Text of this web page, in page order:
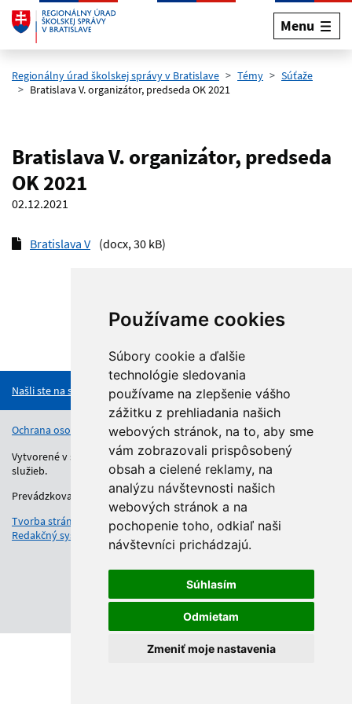
Používame cookies
Súbory cookie a ďalšie
technológie sledovania
používame na zlepšenie vášho
zážitku z prehliadania našich
webových stránok, na to, aby sme
vám zobrazovali prispôsobený
obsah a cielené reklamy, na
analýzu návštevnosti našich
webových stránok a na
pochopenie toho, odkiaľ naši
návštevníci prichádzajú.
Súhlasím
Odmietam
Zmeniť moje nastavenia
Preskočiť na hlavný obsah
Menu
Regionálny úrad školskej správy v Bratislave Témy
Súťaže
Bratislava V. organizátor, predseda OK 2021
Bratislava V. organizátor, predseda
OK 2021
02.12.2021
Bratislava V (docx, 30 kB)
Našli ste na stránke chybu?
Ochrana osobných údajov Vyhlásenie o prístupnosti
Kontakt
Vytvorené v súlade s Jednotným dizajn manuálom elektronických
služieb.
Prevádzkovateľom služby je Regionálny úrad školskej správy.
Tvorba stránok
: Aglo Solutions
Redakčný systém
: SysCom